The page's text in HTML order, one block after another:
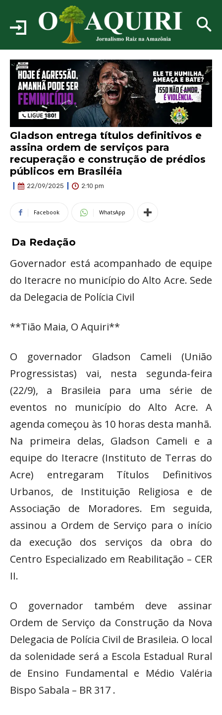
Gladson entrega títulos definitivos e
assina ordem de serviços para
recuperação e construção de prédios
públicos em Brasiléia
22/09/2025 2:10 pm
Facebook WhatsApp
Da Redação
Governador está acompanhado de equipe
do Iteracre no município do Alto Acre. Sede
da Delegacia de Polícia Civil
**Tião Maia, O Aquiri**
O governador Gladson Cameli (União
Progressistas) vai, nesta segunda-feira
(22/9), a Brasileia para uma série de
eventos no município do Alto Acre. A
agenda começou às 10 horas desta manhã.
Na primeira delas, Gladson Cameli e a
equipe do Iteracre (Instituto de Terras do
Acre) entregaram Títulos Definitivos
Urbanos, de Instituição Religiosa e de
Associação de Moradores. Em seguida,
assinou a Ordem de Serviço para o início
da execução dos serviços da obra do
Centro Especializado em Reabilitação – CER
II.
O governador também deve assinar
Ordem de Serviço da Construção da Nova
Delegacia de Polícia Civil de Brasileia. O local
da solenidade será a Escola Estadual Rural
de Ensino Fundamental e Médio Valéria
Bispo Sabala – BR 317 .